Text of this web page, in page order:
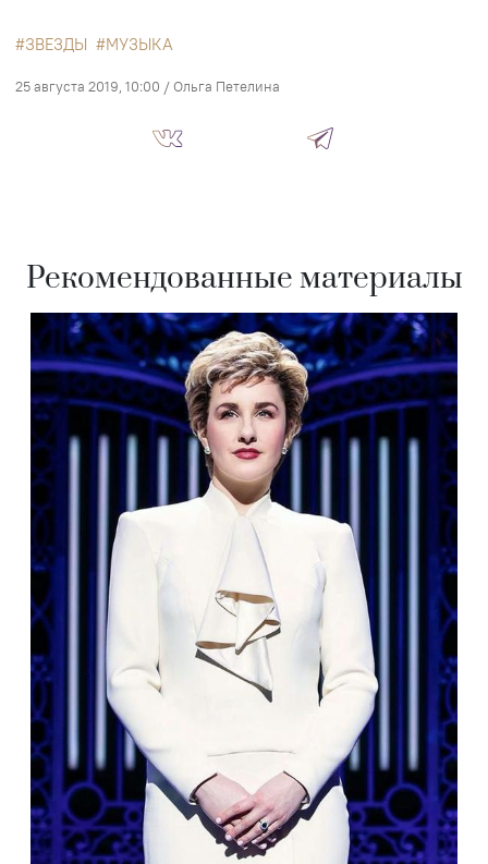
ЗВЕЗДЫ МУЗЫКА
25 августа 2019, 10:00 / Ольга Петелина
Рекомендованные материалы